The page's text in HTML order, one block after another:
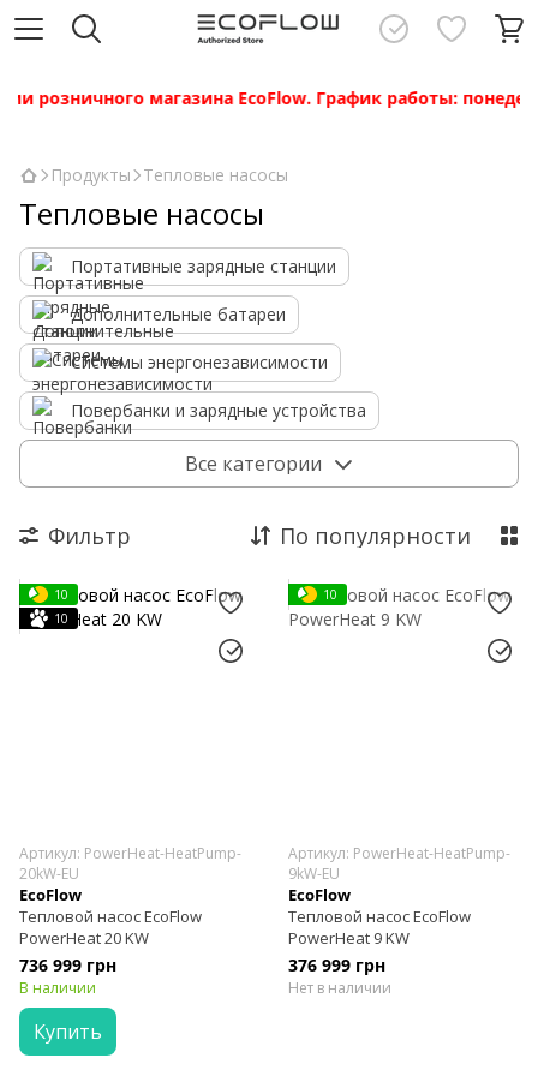
розничного магазина EcoFlow. График работы:
Продукты Тепловые насосы
Тепловые насосы
Портативные зарядные станции
Дополнительные батареи
Системы энергонезависимости
Повербанки и зарядные устройства
Солнечные панели
Умные устройства Аксессуары
Наборы
Системы энергонезависимости PowerOcean
Все категории
Фильтр По популярности
10
10
Артикул: PowerHeat-HeatPump-
20kW-EU
EcoFlow
Тепловой насос EcoFlow
PowerHeat 20 KW
736 999 грн
В наличии
Купить
10
Артикул: PowerHeat-HeatPump-
9kW-EU
EcoFlow
Тепловой насос EcoFlow
PowerHeat 9 KW
376 999 грн
Нет в наличии